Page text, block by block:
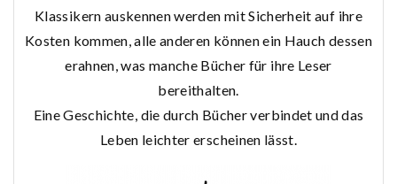
Klassikern auskennen werden mit Sicherheit auf ihre
Kosten kommen, alle anderen können ein Hauch dessen
erahnen, was manche Bücher für ihre Leser
bereithalten.
Eine Geschichte, die durch Bücher verbindet und das
Leben leichter erscheinen lässt.